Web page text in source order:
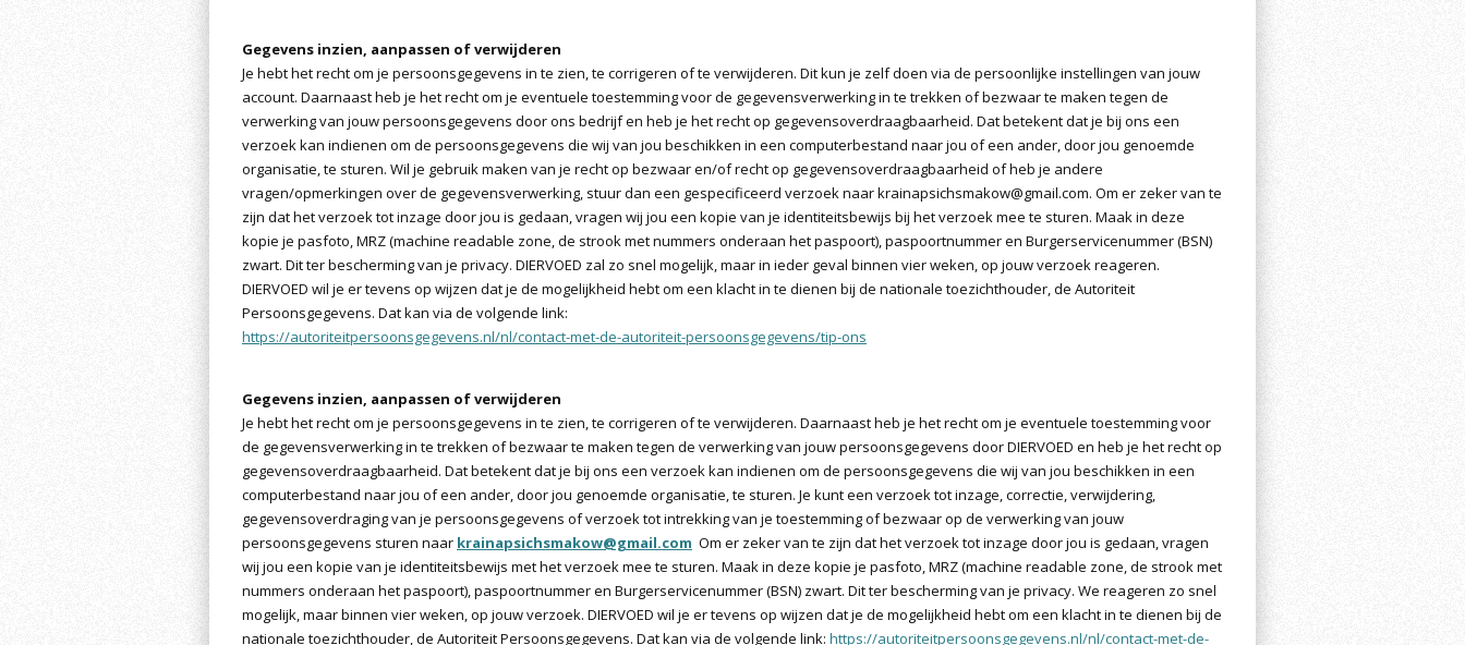
Gegevens inzien, aanpassen of verwijderen
Je hebt het recht om je persoonsgegevens in te zien, te corrigeren of te verwijderen. Dit kun je zelf doen via de persoonlijke instellingen van jouw
account. Daarnaast heb je het recht om je eventuele toestemming voor de gegevensverwerking in te trekken of bezwaar te maken tegen de
verwerking van jouw persoonsgegevens door ons bedrijf en heb je het recht op gegevensoverdraagbaarheid. Dat betekent dat je bij ons een
verzoek kan indienen om de persoonsgegevens die wij van jou beschikken in een computerbestand naar jou of een ander, door jou genoemde
organisatie, te sturen. Wil je gebruik maken van je recht op bezwaar en/of recht op gegevensoverdraagbaarheid of heb je andere
vragen/opmerkingen over de gegevensverwerking, stuur dan een gespecificeerd verzoek naar krainapsichsmakow@gmail.com. Om er zeker van te
zijn dat het verzoek tot inzage door jou is gedaan, vragen wij jou een kopie van je identiteitsbewijs bij het verzoek mee te sturen. Maak in deze
kopie je pasfoto, MRZ (machine readable zone, de strook met nummers onderaan het paspoort), paspoortnummer en Burgerservicenummer (BSN)
zwart. Dit ter bescherming van je privacy. DIERVOED zal zo snel mogelijk, maar in ieder geval binnen vier weken, op jouw verzoek reageren.
DIERVOED wil je er tevens op wijzen dat je de mogelijkheid hebt om een klacht in te dienen bij de nationale toezichthouder, de Autoriteit
Persoonsgegevens. Dat kan via de volgende link:
https://autoriteitpersoonsgegevens.nl/nl/contact-met-de-autoriteit-persoonsgegevens/tip-ons
Gegevens inzien, aanpassen of verwijderen
Je hebt het recht om je persoonsgegevens in te zien, te corrigeren of te verwijderen. Daarnaast heb je het recht om je eventuele toestemming voor
de gegevensverwerking in te trekken of bezwaar te maken tegen de verwerking van jouw persoonsgegevens door DIERVOED en heb je het recht op
gegevensoverdraagbaarheid. Dat betekent dat je bij ons een verzoek kan indienen om de persoonsgegevens die wij van jou beschikken in een
computerbestand naar jou of een ander, door jou genoemde organisatie, te sturen. Je kunt een verzoek tot inzage, correctie, verwijdering,
gegevensoverdraging van je persoonsgegevens of verzoek tot intrekking van je toestemming of bezwaar op de verwerking van jouw
persoonsgegevens sturen naar krainapsichsmakow@gmail.com Om er zeker van te zijn dat het verzoek tot inzage door jou is gedaan, vragen
wij jou een kopie van je identiteitsbewijs met het verzoek mee te sturen. Maak in deze kopie je pasfoto, MRZ (machine readable zone, de strook met
nummers onderaan het paspoort), paspoortnummer en Burgerservicenummer (BSN) zwart. Dit ter bescherming van je privacy. We reageren zo snel
mogelijk, maar binnen vier weken, op jouw verzoek. DIERVOED wil je er tevens op wijzen dat je de mogelijkheid hebt om een klacht in te dienen bij de
nationale toezichthouder, de Autoriteit Persoonsgegevens. Dat kan via de volgende link: https://autoriteitpersoonsgegevens.nl/nl/contact-met-de-